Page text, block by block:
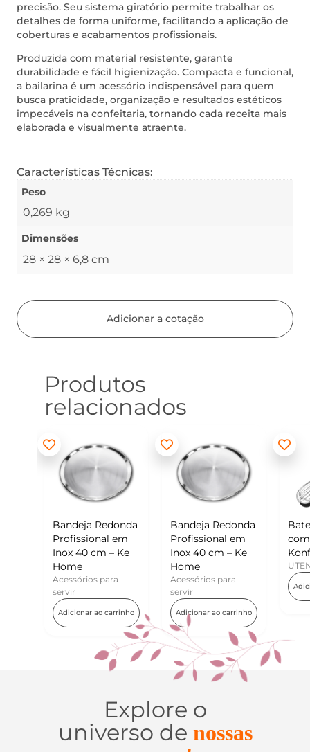
precisão. Seu sistema giratório permite trabalhar os
detalhes de forma uniforme, facilitando a aplicação de
coberturas e acabamentos profissionais.
Produzida com material resistente, garante
durabilidade e fácil higienização. Compacta e funcional,
a bailarina é um acessório indispensável para quem
busca praticidade, organização e resultados estéticos
impecáveis na confeitaria, tornando cada receita mais
elaborada e visualmente atraente.
Características Técnicas:
Peso
0,269 kg
Dimensões
28 × 28 × 6,8 cm
Adicionar a cotação
Produtos
relacionados
Bandeja Redonda
Profissional em
Inox 40 cm – Ke
Home
Acessórios para
Adicionar ao carrinho
Batedor de Ovos
com Raspador –
Konfektt
UTENSÍLIOS
Adicionar ao carrinho
Explore o
universo de nossas